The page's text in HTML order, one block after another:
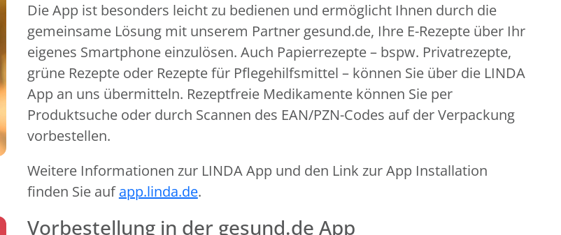
Die App ist besonders leicht zu bedienen und ermöglicht Ihnen durch die
gemeinsame Lösung mit unserem Partner gesund.de, Ihre E-Rezepte über Ihr
eigenes Smartphone einzulösen. Auch Papierrezepte – bspw. Privatrezepte,
grüne Rezepte oder Rezepte für Pflegehilfsmittel – können Sie über die LINDA
App an uns übermitteln. Rezeptfreie Medikamente können Sie per
Produktsuche oder durch Scannen des EAN/PZN-Codes auf der Verpackung
vorbestellen.
Weitere Informationen zur LINDA App und den Link zur App Installation
finden Sie aufapp.linda.de.
Vorbestellung in der gesund.de App